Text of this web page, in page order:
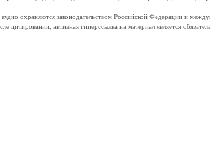
охраняются законодательством Российской Федерации и
активная гиперссылка на материал является